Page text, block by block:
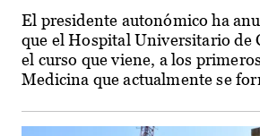
El presidente autonómico ha
que el Hospital Universitario de
el curso que viene, a los
Medicina que actualmente se